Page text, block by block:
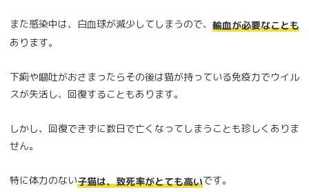
また感染中は、白血球が減少してしまうので、 輸血が必要なことも
あります。
下痢や嘔吐がおさまったらその後は猫が持っている免疫力でウイル
スが失活し、回復することもあります。
しかし、回復できずに数日で亡くなってしまうことも珍しくありま
せん。
特に体力のない子猫は、致死率がとても高いです。